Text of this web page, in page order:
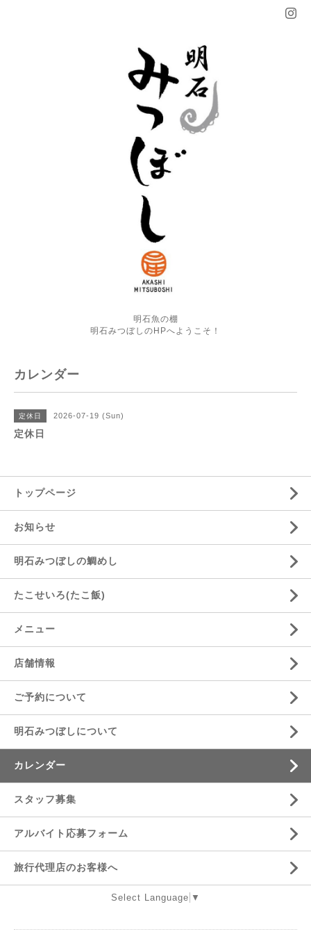
明石魚の棚
明石みつぼしのHPへようこそ！
カレンダー
定休日 2026-07-19 (Sun)
定休日
トップページ
お知らせ
明石みつぼしの鯛めし
たこせいろ(たこ飯)
メニュー
店舗情報
ご予約について
明石みつぼしについて
カレンダー
スタッフ募集
アルバイト応募フォーム
旅行代理店のお客様へ
Select Language ▼